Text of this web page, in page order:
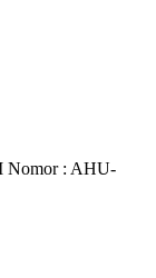
Nomor : AHU-